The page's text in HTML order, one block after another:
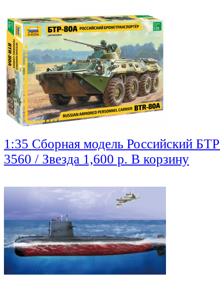
1:35 Сборная модель Российский
3560 / Звезда 1,600 р. В корзину